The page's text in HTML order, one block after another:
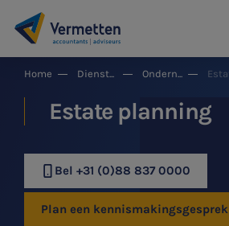
Home Dienstgroepen Ondernemer & Privé
Estate planning
Bel +31 (0)88 837 0000
Plan een kennismakingsgesprek